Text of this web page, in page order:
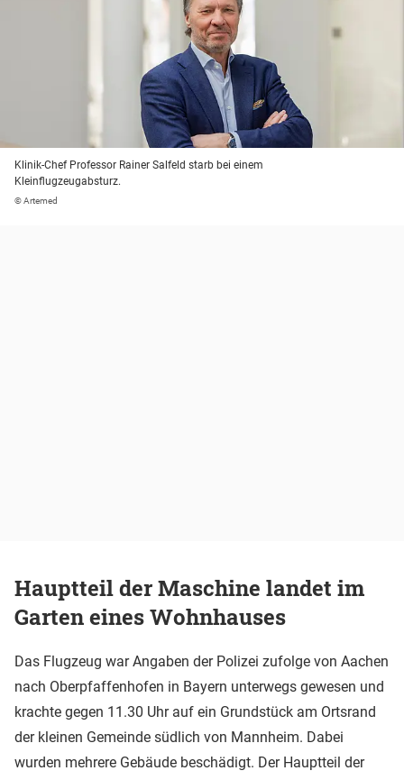
Klinik-Chef Professor Rainer Salfeld starb bei einem
Kleinflugzeugabsturz.
© Artemed
Hauptteil der Maschine landet im
Garten eines Wohnhauses
Das Flugzeug war Angaben der Polizei zufolge von Aachen
nach Oberpfaffenhofen in Bayern unterwegs gewesen und
krachte gegen 11.30 Uhr auf ein Grundstück am Ortsrand
der kleinen Gemeinde südlich von Mannheim. Dabei
wurden mehrere Gebäude beschädigt. Der Hauptteil der